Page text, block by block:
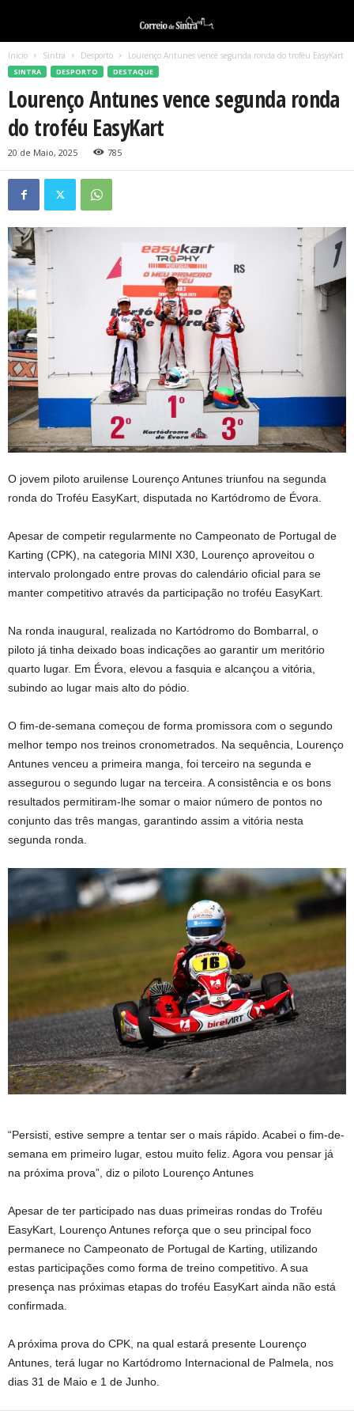
Início Sintra Desporto Lourenço Antunes vence segunda ronda do troféu EasyKart
SINTRA DESPORTO DESTAQUE
Lourenço Antunes vence segunda ronda
do troféu EasyKart
20 de Maio, 2025 785
O jovem piloto aruilense Lourenço Antunes triunfou na segunda
ronda do Troféu EasyKart, disputada no Kartódromo de Évora.
Apesar de competir regularmente no Campeonato de Portugal de
Karting (CPK), na categoria MINI X30, Lourenço aproveitou o
intervalo prolongado entre provas do calendário oficial para se
manter competitivo através da participação no troféu EasyKart.
Na ronda inaugural, realizada no Kartódromo do Bombarral, o
piloto já tinha deixado boas indicações ao garantir um meritório
quarto lugar. Em Évora, elevou a fasquia e alcançou a vitória,
subindo ao lugar mais alto do pódio.
O fim-de-semana começou de forma promissora com o segundo
melhor tempo nos treinos cronometrados. Na sequência, Lourenço
Antunes venceu a primeira manga, foi terceiro na segunda e
assegurou o segundo lugar na terceira. A consistência e os bons
resultados permitiram-lhe somar o maior número de pontos no
conjunto das três mangas, garantindo assim a vitória nesta
segunda ronda.
“Persisti, estive sempre a tentar ser o mais rápido. Acabei o fim-de-
semana em primeiro lugar, estou muito feliz. Agora vou pensar já
na próxima prova”, diz o piloto Lourenço Antunes
Apesar de ter participado nas duas primeiras rondas do Troféu
EasyKart, Lourenço Antunes reforça que o seu principal foco
permanece no Campeonato de Portugal de Karting, utilizando
estas participações como forma de treino competitivo. A sua
presença nas próximas etapas do troféu EasyKart ainda não está
confirmada.
A próxima prova do CPK, na qual estará presente Lourenço
Antunes, terá lugar no Kartódromo Internacional de Palmela, nos
dias 31 de Maio e 1 de Junho.